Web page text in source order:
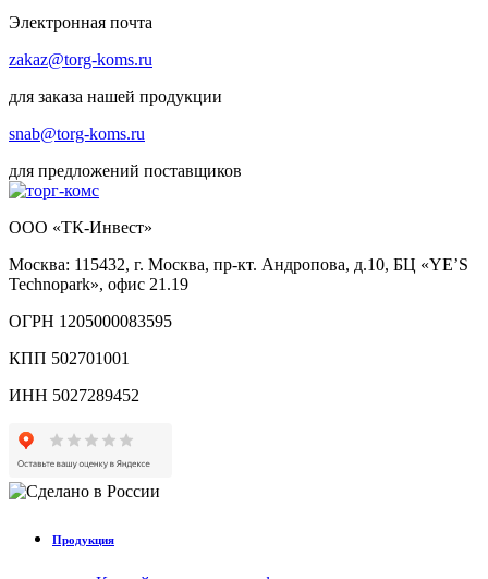
Электронная почта
zakaz@torg-koms.ru
для заказа нашей продукции
snab@torg-koms.ru
для предложений поставщиков
ООО «ТК-Инвест»
Москва: 115432, г. Москва, пр-кт. Андропова, д.10, БЦ «YE’S
Technopark», офис 21.19
ОГРН 1205000083595
КПП 502701001
ИНН 5027289452
Продукция